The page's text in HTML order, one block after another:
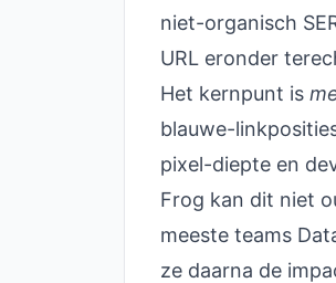
niet-organisch
URL eronder
Het kernpunt is
blauwe-
pixel-diepte en
Frog kan dit niet
meeste teams
ze daarna de